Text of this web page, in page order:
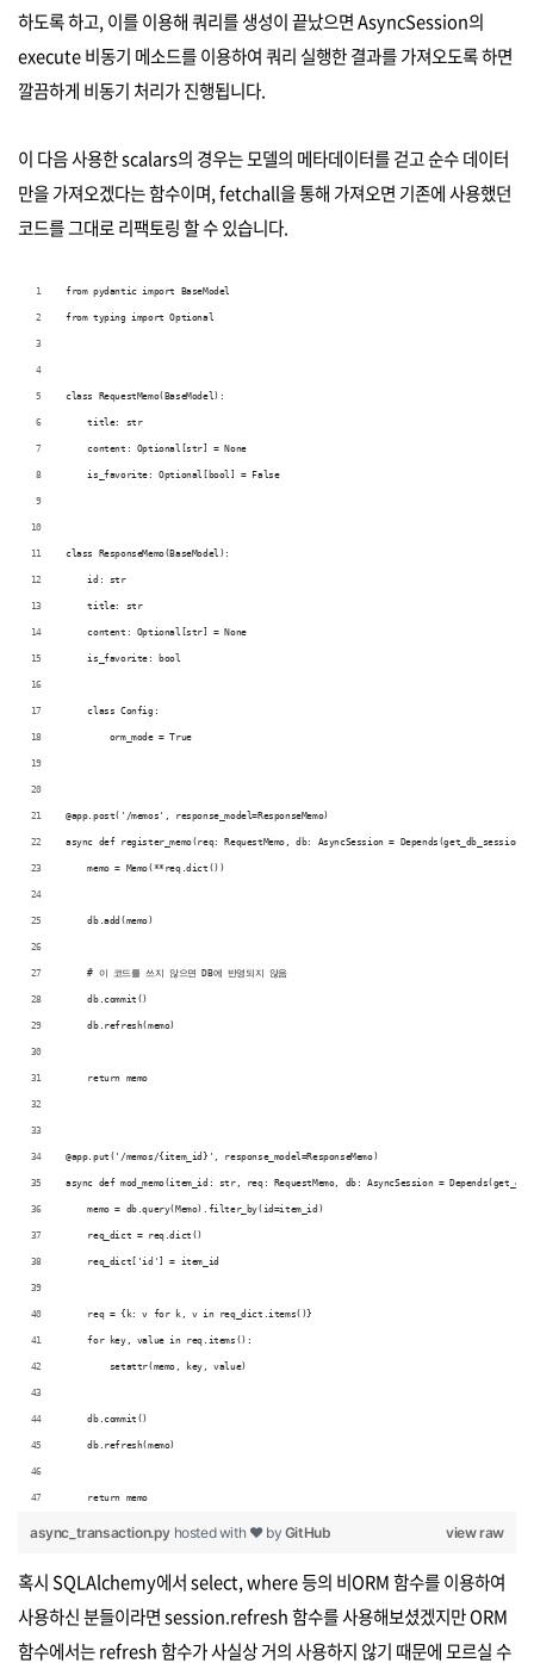
하도록 하고, 이를 이용해 쿼리를 생성이 끝났으면 AsyncSession의
execute 비동기 메소드를 이용하여 쿼리 실행한 결과를 가져오도록 하면
깔끔하게 비동기 처리가 진행됩니다.
이 다음 사용한 scalars의 경우는 모델의 메타데이터를 걷고 순수 데이터
만을 가져오겠다는 함수이며, fetchall을 통해 가져오면 기존에 사용했던
코드를 그대로 리팩토링 할 수 있습니다.
from pydantic import BaseModel
from typing import Optional
class RequestMemo(BaseModel):
    title: str
    content: Optional[str] = None
    is_favorite: Optional[bool] = False
class ResponseMemo(BaseModel):
    id: str
    title: str
    content: Optional[str] = None
    is_favorite: bool
    class Config:
        orm_mode = True
@app.post('/memos', response_model=ResponseMemo)
async def register_memo(req: RequestMemo, db: AsyncSession =
    memo = Memo(**req.dict())
    db.add(memo)
    # 이 코드를 쓰지 않으면 DB에 반영되지 않음
    db.commit()
    db.refresh(memo)
    return memo
@app.put('/memos/{item_id}', response_model=ResponseMemo)
async def mod_memo(item_id: str, req: RequestMemo, db: AsyncSession =
    memo = db.query(Memo).filter_by(id=item_id)
    req_dict = req.dict()
    req_dict['id'] = item_id
    req = {k: v for k, v in req_dict.items()}
    for key, value in req.items():
        setattr(memo, key, value)
    db.commit()
    db.refresh(memo)
    return memo
view raw
async_transaction.py hosted with ❤ by GitHub
혹시 SQLAlchemy에서 select, where 등의 비ORM 함수를 이용하여
사용하신 분들이라면 session.refresh 함수를 사용해보셨겠지만 ORM
함수에서는 refresh 함수가 사실상 거의 사용하지 않기 때문에 모르실 수